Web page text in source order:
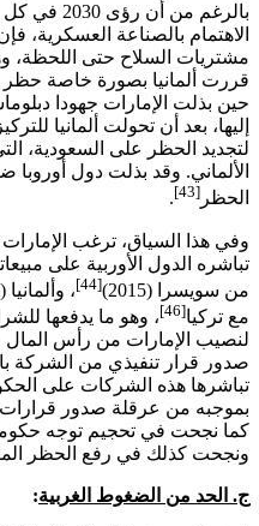
بالرغم من
الاهتمام بالصناعة العسكرية،
مشتريات السلاح حتى اللحظة،
قررت ألمانيا بصورة خاصة حظر
حين بذلت الإمارات جهودا
إليها، بعد أن تحولت ألمانيا
لتجديد الحظر على السعودية،
الألماني. وقد بذلت دول أوروبا
الحظر [43]
.
وفي هذا السياق، ترغب
تباشره الدول الأوربية على
من سويسرا (2015)
[44]، وألمانيا (2018)
مع تركيا[46]، وهو ما يدفعها
لنصيب الإمارات من رأس
صدور قرار تنفيذي من الشركة
تباشرها هذه الشركات على
بموجبه من عرقلة صدور قرارات
كما نجحت في تحجيم توجه
ونجحت كذلك في رفع الحظر
ج. الحد من الضغوط الغربية: